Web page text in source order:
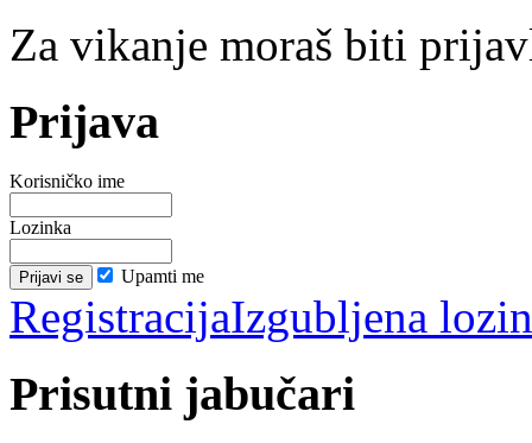
Za vikanje moraš biti
Prijava
Korisničko ime
Lozinka
Upamti me
RegistracijaIzgubljena
Prisutni jabučari